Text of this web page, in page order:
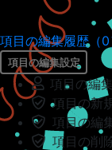
項目の編集履歴（
項目の編集設定
項目の編
項目の新
項目の編
項目の削